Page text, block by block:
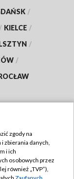
/
/ KIELCE /
/
/
zgody na
zbierania danych,
i ich
osobowych przez
również „TVP”),